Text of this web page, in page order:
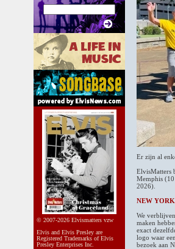
© 2007-2026 Elvismatters vzw
Elvis and Elvis Presley are
Registered Trademarks of Elvis
Presley Enterprises Inc.
Er zijn al
ElvisMatters
Memphis
2026).
NEW
We
maken
exact
logo waar
bezoek aan